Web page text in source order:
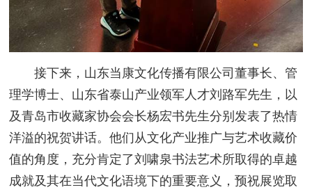
接下来，山东当康文化传播有限公司董事长、管
理学博士、山东省泰山产业领军人才刘路军先生，以
及青岛市收藏家协会会长杨宏书先生分别发表了热情
洋溢的祝贺讲话。他们从文化产业推广与艺术收藏价
值的角度，充分肯定了刘啸泉书法艺术所取得的卓越
成就及其在当代文化语境下的重要意义，预祝展览取